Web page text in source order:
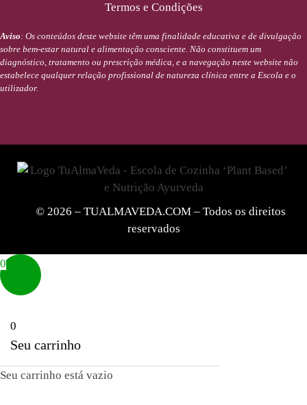
Termos e Condições
Aviso : Os conteúdos deste website têm uma finalidade educativa e de divulgação
sobre bem-estar natural e alimentação consciente. Não constituem um
diagnóstico, tratamento ou prescrição médica, e a navegação neste website não
estabelece qualquer relação profissional de natureza clínica entre a Escola e o
utilizador.
© 2026 – TUALMAVEDA.COM – Todos os direitos
reservados
0
0
Seu carrinho
Seu carrinho está vazio